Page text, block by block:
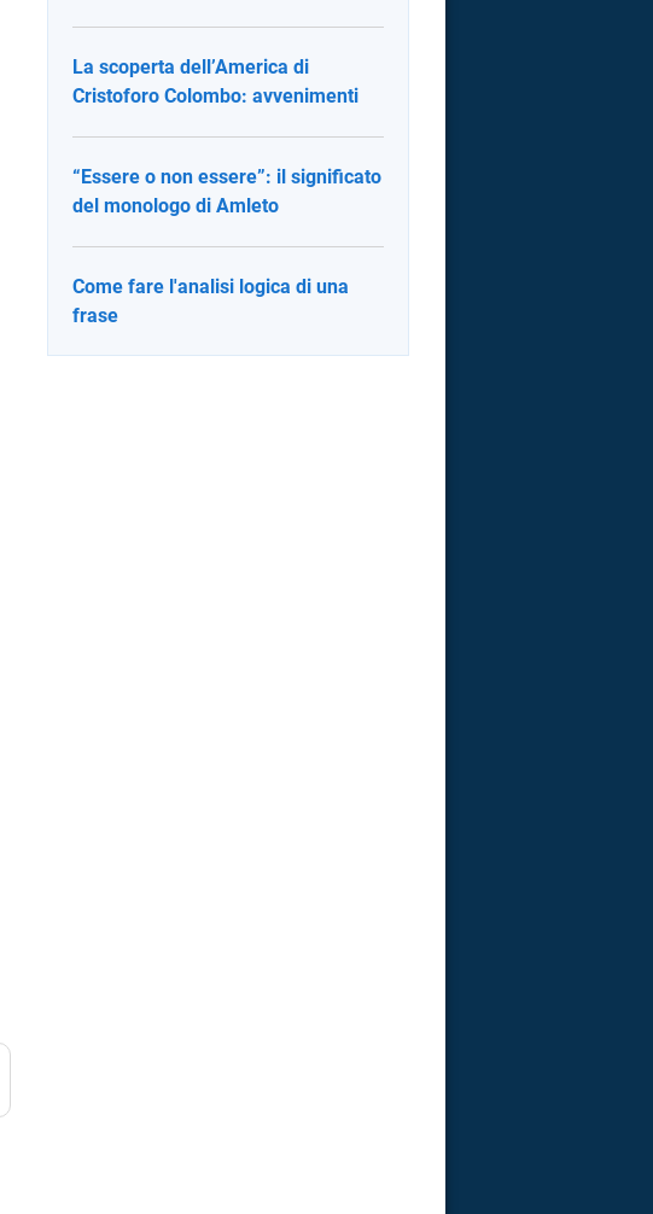
La scoperta dell’America di
Cristoforo Colombo: avvenimenti
“Essere o non essere”: il significato
del monologo di Amleto
Come fare l'analisi logica di una
frase